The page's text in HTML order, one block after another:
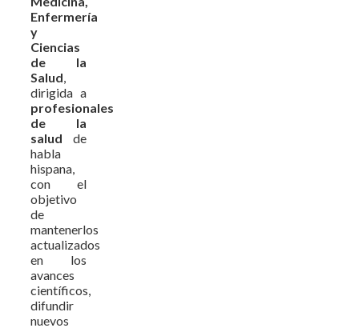
Enfermería
y
Ciencias
de la
Salud,
dirigida a
profesionales
de la
salud de
habla
hispana,
con el
objetivo
de
mantenerlos
actualizados
en los
avances
científicos,
difundir
nuevos